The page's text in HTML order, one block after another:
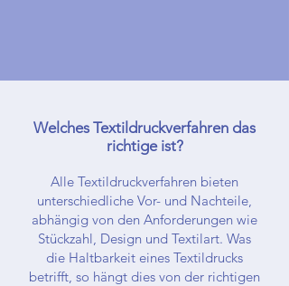
Welches Textildruckverfahren das
richtige ist?
Alle Textildruckverfahren bieten
unterschiedliche Vor- und Nachteile,
abhängig von den Anforderungen wie
Stückzahl, Design und Textilart. Was
die Haltbarkeit eines Textildrucks
betrifft, so hängt dies von der richtigen